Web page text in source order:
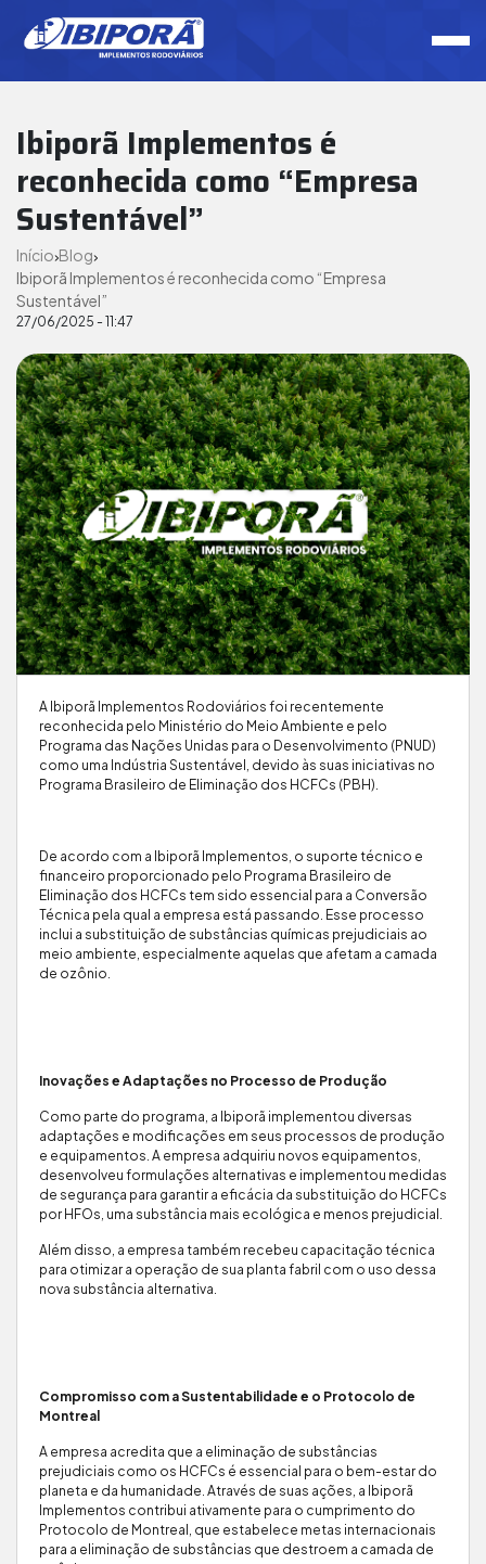
Ibiporã Implementos é
reconhecida como “Empresa
Sustentável”
Início
Blog
Ibiporã Implementos é reconhecida como “Empresa
Sustentável”
27/06/2025 - 11:47
A Ibiporã Implementos Rodoviários foi recentemente
reconhecida pelo Ministério do Meio Ambiente e pelo
Programa das Nações Unidas para o Desenvolvimento (PNUD)
como uma Indústria Sustentável, devido às suas iniciativas no
Programa Brasileiro de Eliminação dos HCFCs (PBH).
De acordo com a Ibiporã Implementos, o suporte técnico e
financeiro proporcionado pelo Programa Brasileiro de
Eliminação dos HCFCs tem sido essencial para a Conversão
Técnica pela qual a empresa está passando. Esse processo
inclui a substituição de substâncias químicas prejudiciais ao
meio ambiente, especialmente aquelas que afetam a camada
de ozônio.
Inovações e Adaptações no Processo de Produção
Como parte do programa, a Ibiporã implementou diversas
adaptações e modificações em seus processos de produção
e equipamentos. A empresa adquiriu novos equipamentos,
desenvolveu formulações alternativas e implementou medidas
de segurança para garantir a eficácia da substituição do HCFCs
por HFOs, uma substância mais ecológica e menos prejudicial.
Além disso, a empresa também recebeu capacitação técnica
para otimizar a operação de sua planta fabril com o uso dessa
nova substância alternativa.
Compromisso com a Sustentabilidade e o Protocolo de
Montreal
A empresa acredita que a eliminação de substâncias
prejudiciais como os HCFCs é essencial para o bem-estar do
planeta e da humanidade. Através de suas ações, a Ibiporã
Implementos contribui ativamente para o cumprimento do
Protocolo de Montreal, que estabelece metas internacionais
para a eliminação de substâncias que destroem a camada de